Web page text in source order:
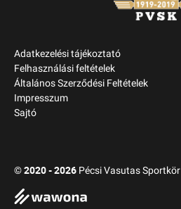
Adatkezelési tájékoztató
Felhasználási feltételek
Általános Szerződési Feltételek
Impresszum
Sajtó
©2020 - 2026 Pécsi Vasutas Sportkör